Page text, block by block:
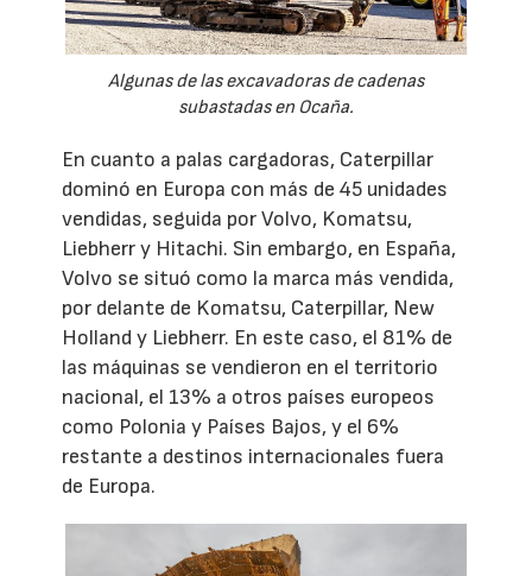
Algunas de las excavadoras de cadenas
subastadas en Ocaña.
En cuanto a palas cargadoras, Caterpillar
dominó en Europa con más de 45 unidades
vendidas, seguida por Volvo, Komatsu,
Liebherr y Hitachi. Sin embargo, en España,
Volvo se situó como la marca más vendida,
por delante de Komatsu, Caterpillar, New
Holland y Liebherr. En este caso, el 81% de
las máquinas se vendieron en el territorio
nacional, el 13% a otros países europeos
como Polonia y Países Bajos, y el 6%
restante a destinos internacionales fuera
de Europa.